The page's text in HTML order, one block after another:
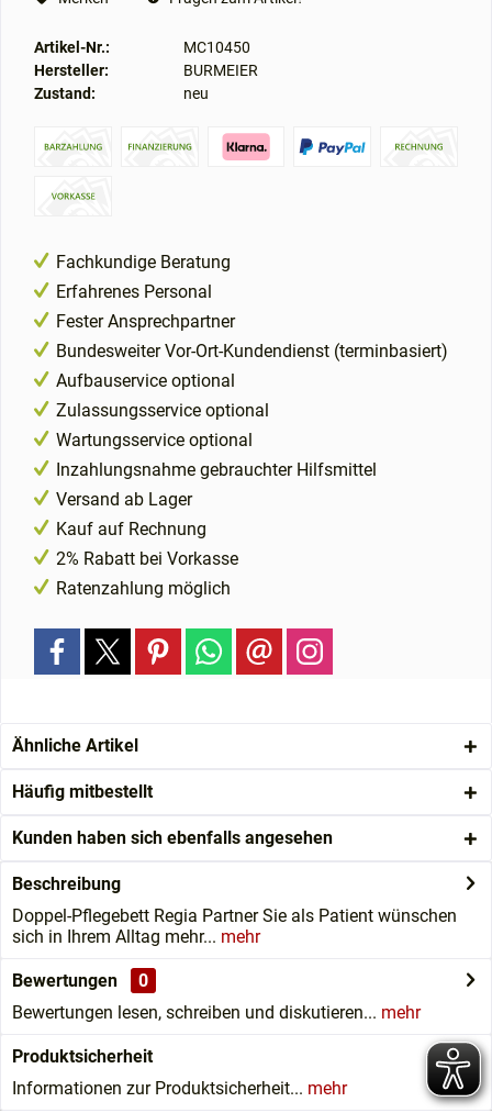
Artikel-Nr.:
MC10450
Hersteller:
BURMEIER
Zustand:
neu
Fachkundige Beratung
Erfahrenes Personal
Fester Ansprechpartner
Bundesweiter Vor-Ort-Kundendienst (terminbasiert)
Aufbauservice optional
Zulassungsservice optional
Wartungsservice optional
Inzahlungsnahme gebrauchter Hilfsmittel
Versand ab Lager
Kauf auf Rechnung
2% Rabatt bei Vorkasse
Ratenzahlung möglich
Ähnliche Artikel
Häufig mitbestellt
Kunden haben sich ebenfalls angesehen
Beschreibung
Doppel-Pflegebett Regia Partner Sie als Patient wünschen
sich in Ihrem Alltag mehr... mehr
Bewertungen
0
Bewertungen lesen, schreiben und diskutieren... mehr
Produktsicherheit
Informationen zur Produktsicherheit... mehr